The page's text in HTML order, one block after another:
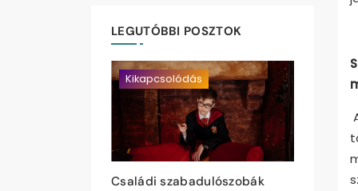
LEGUTÓBBI POSZTOK
Kikapcsolódás
Családi szabadulószobák